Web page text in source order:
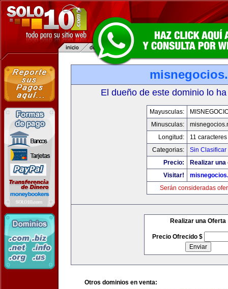
El dueño de este dominio lo
Mayusculas:
Minusculas:
Longitud:
11 caracteres
Categorias:
Sin Clasificar
Precio:
Realizar
Visitar!
Serán consideradas
Realizar una Oferta
Precio Ofrecido $
Otros dominios en venta: